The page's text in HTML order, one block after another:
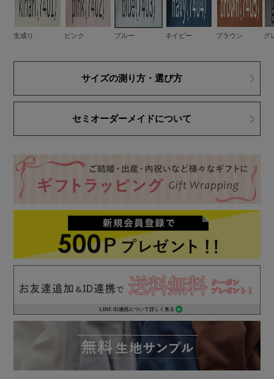
生成り ピンク ブルー ネイビー ブラウン グ
サイズの測り方・選び方
セミオーダーメイドについて